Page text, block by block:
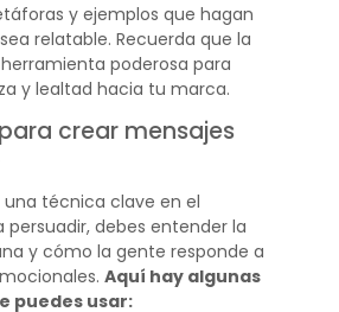
y ejemplos que hagan
relatable. Recuerda que la
poderosa para
y lealtad hacia tu marca.
crear mensajes
una técnica clave en el
persuadir, debes entender la
y cómo la gente responde a
Aquí hay algunas
puedes usar: